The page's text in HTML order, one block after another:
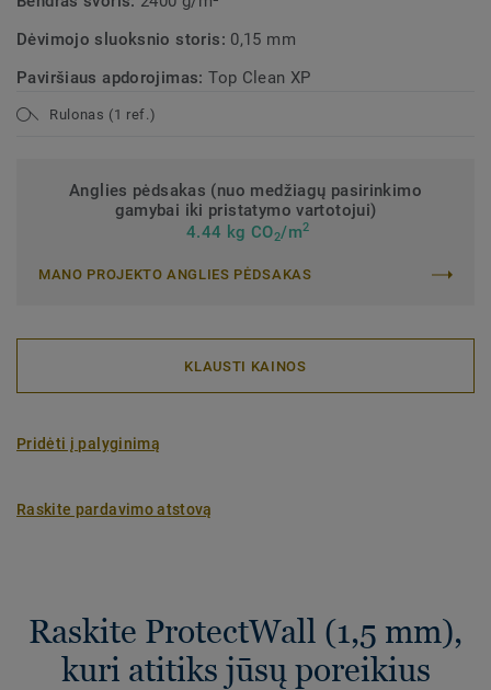
Dėvimojo sluoksnio storis: 0,15 mm
Paviršiaus apdorojimas:Top Clean XP
Rulonas (1 ref.)
Anglies pėdsakas (nuo medžiagų pasirinkimo
gamybai iki pristatymo vartotojui)
4.44 kg CO2/m2
MANO PROJEKTO ANGLIES PĖDSAKAS
KLAUSTI KAINOS
Pridėti į palyginimą
Raskite pardavimo atstovą
Raskite ProtectWall (1,5 mm),
kuri atitiks jūsų poreikius